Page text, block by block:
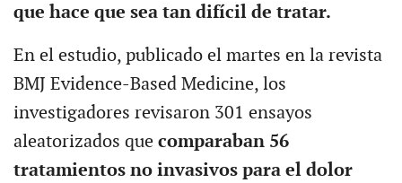
que hace que sea tan difícil de tratar.
En el estudio, publicado el martes en la revista
BMJ Evidence-Based Medicine, los
investigadores revisaron 301 ensayos
aleatorizados que comparaban 56
tratamientos no invasivos para el dolor